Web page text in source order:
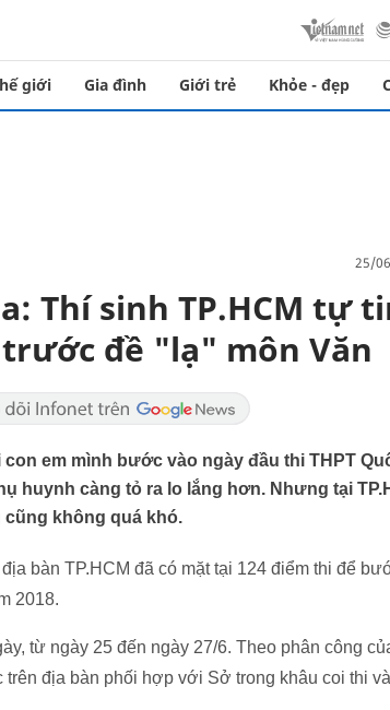
giới Gia đình Giới trẻ Khỏe - đẹp
25/
Thí sinh TP.HCM tự
đề "lạ" môn Văn
em mình bước vào ngày đầu thi THPT
huynh càng tỏ ra lo lắng hơn. Nhưng tại
cũng không quá khó.
bàn TP.HCM đã có mặt tại 124 điểm thi để
2018.
từ ngày 25 đến ngày 27/6. Theo phân công
địa bàn phối hợp với Sở trong khâu coi thi